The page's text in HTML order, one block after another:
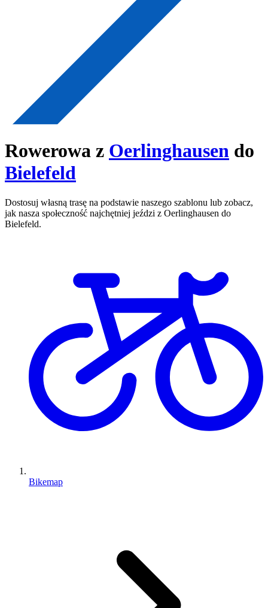
Rowerowa z Oerlinghausen do
Bielefeld
Dostosuj własną trasę na podstawie naszego szablonu lub zobacz,
jak nasza społeczność najchętniej jeździ z Oerlinghausen do
Bielefeld.
Bikemap